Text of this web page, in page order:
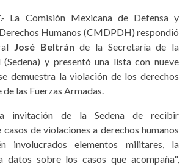
La Comisión Mexicana de Defensa y
Humanos (CMDPDH) respondió
José Beltránde la Secretaría de la
(Sedena) y presentó una lista con nueve
demuestra la violación de los derechos
las Fuerzas Armadas.
invitación de la Sedena de recibir
de violaciones a derechos humanos
involucrados elementos militares, la
sobre los casos que acompaña",